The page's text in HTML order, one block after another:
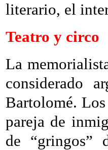
literario, el
Teatro y circo
La
considerado
Bartolomé.
pareja de
de “gringos”